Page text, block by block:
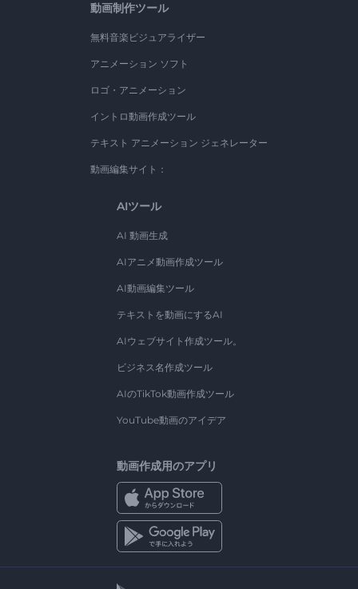
動画制作ツール
無料音楽ビジュアライザー
アニメーション ソフト
ロゴ・アニメーション
イントロ動画作成ツール
テキスト アニメーション ジェネレーター
動画編集サイト：
AIツール
AI 動画生成
AIアニメ動画作成ツール
AI動画編集ツール
テキストを動画にするAI
AIウェブサイト作成ツール。
ビジネス名作成ツール
AIのTikTok動画作成ツール
YouTube動画のアイデア
動画作成用のアプリ